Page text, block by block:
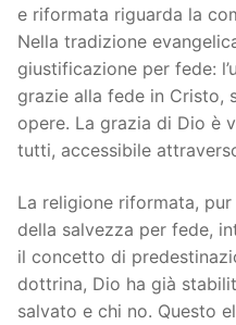
e riformata riguarda la
Nella tradizione
giustificazione per fede:
grazie alla fede in Cristo,
opere. La grazia di Dio è
tutti, accessibile
La religione riformata,
della salvezza per fede,
il concetto di
dottrina, Dio ha già
salvato e chi no. Questo